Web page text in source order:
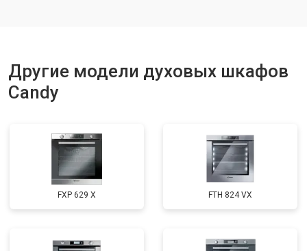
Другие модели духовых шкафов
Candy
FXP 629 X FTH 824 VX